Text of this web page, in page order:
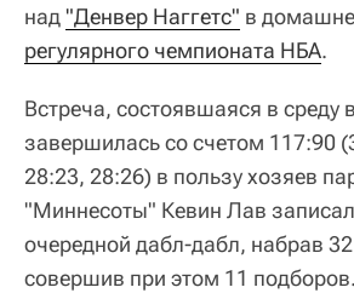
над"Денвер Наггетс" в
регулярного чемпионата НБА.
Встреча, состоявшаяся в среду
завершилась со счетом 117:90
28:23, 28:26) в пользу хозяев
"Миннесоты" Кевин Лав
очередной дабл-дабл, набрав
совершив при этом 11